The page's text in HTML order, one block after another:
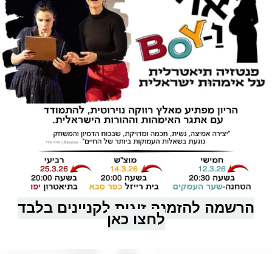
הרשמה להזמנה זוגית לקניינים בלבד
לחצו כאן